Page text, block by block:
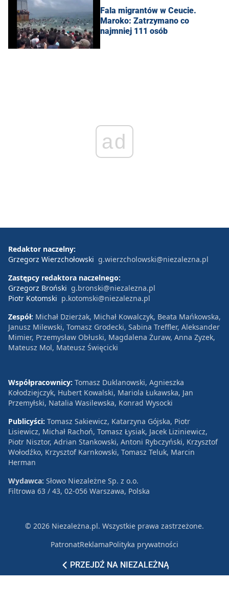
Fala migrantów w Ceucie.
Maroko: Zatrzymano co
najmniej 111 osób
ad
PRZEJDŹ NA NIEZALEŻNĄ
Redaktor naczelny:
Grzegorz Wierzchołowski g.wierzcholowski@niezalezna.pl
Zastępcy redaktora naczelnego:
Grzegorz Broński g.bronski@niezalezna.pl
Piotr Kotomski p.kotomski@niezalezna.pl
Zespół: Michał Dzierżak, Michał Kowalczyk, Beata Mańkowska,
Janusz Milewski, Tomasz Grodecki, Sabina Treffler, Aleksander
Mimier, Przemysław Obłuski, Magdalena Żuraw, Anna Zyzek,
Mateusz Mol, Mateusz Święcicki
Współpracownicy: Tomasz Duklanowski, Agnieszka
Kołodziejczyk, Hubert Kowalski, Mariola Łukawska, Jan
Przemyłski, Natalia Wasilewska, Konrad Wysocki
Publicyści: Tomasz Sakiewicz, Katarzyna Gójska, Piotr
Lisiewicz, Michał Rachoń, Tomasz Łysiak, Jacek Liziniewicz,
Piotr Nisztor, Adrian Stankowski, Antoni Rybczyński, Krzysztof
Wołodźko, Krzysztof Karnkowski, Tomasz Teluk, Marcin
Herman
Wydawca: Słowo Niezależne Sp. z o.o.
Filtrowa 63 / 43, 02-056 Warszawa, Polska
© 2026 Niezależna.pl. Wszystkie prawa zastrzeżone.
PatronatReklamaPolityka prywatności